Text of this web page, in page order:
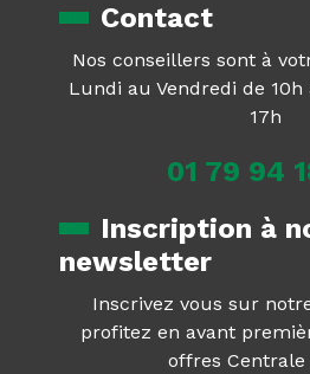
Contact
Nos conseillers sont à
Lundi au Vendredi de 10h
17h
01 79 94
Inscription à
newsletter
Inscrivez vous sur
profitez en avant
offres Centrale